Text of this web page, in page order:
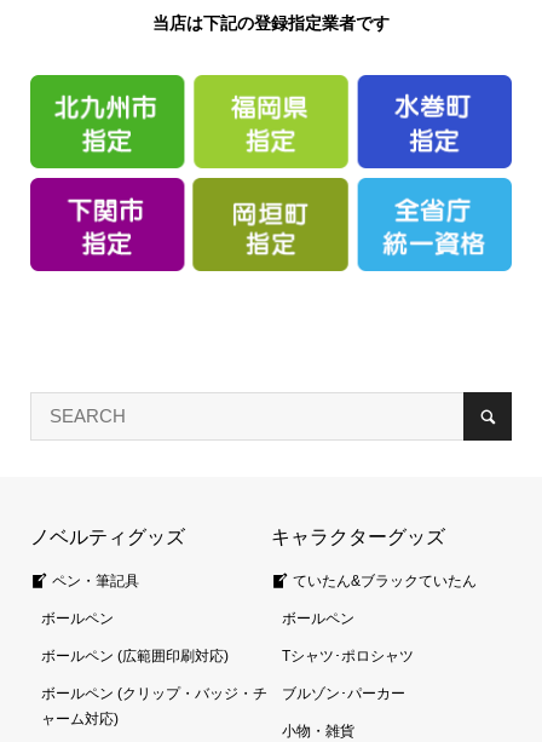
当店は下記の登録指定業者です
ノベルティグッズ
ペン・筆記具
ボールペン
ボールペン (広範囲印刷対応)
ボールペン (クリップ・バッジ・チ
ャーム対応)
キャラクターグッズ
ていたん&ブラックていたん
ボールペン
Tシャツ･ポロシャツ
ブルゾン･パーカー
小物・雑貨